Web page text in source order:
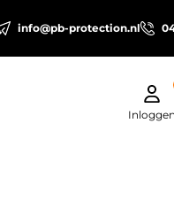
info@pb-protection.nl
Inloggen